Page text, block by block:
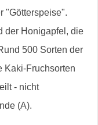
"Götterspeise".
der Honigapfel, die
500 Sorten der
Kaki-Fruchsorten
- nicht
(A).